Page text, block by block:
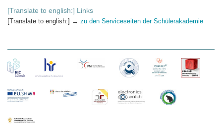
[Translate to english:] Links
[Translate to english:] → zu den Serviceseiten der Schülerakademie